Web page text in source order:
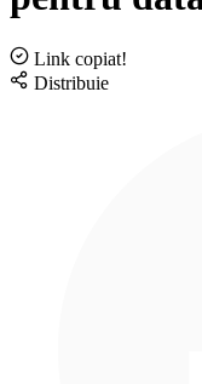
Link copiat!
Distribuie